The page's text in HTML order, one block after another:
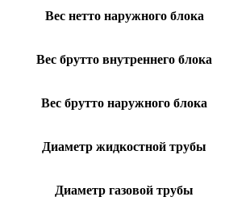
Вес нетто наружного блока
Вес брутто внутреннего блока
Вес брутто наружного блока
Диаметр жидкостной трубы
Диаметр газовой трубы